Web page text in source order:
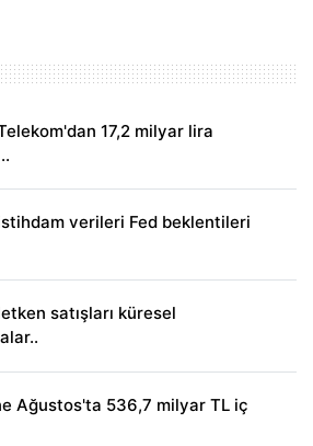
17,2 milyar lira
verileri Fed beklentileri
satışları küresel
Ağustos'ta 536,7 milyar TL iç